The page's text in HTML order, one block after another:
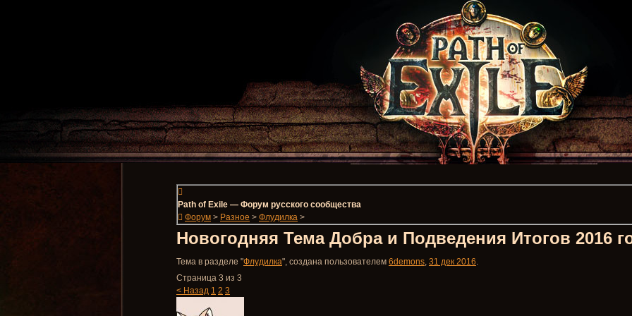
Path of Exile — Форум русского сообщества
Форум > Разное > Флудилка >
Новогодняя Тема Добра и Подведения Итогов 2016
Тема в разделе "Флудилка", создана пользователем 6demons, 31 дек 2016.
Страница 3 из 3
< Назад 1 2 3